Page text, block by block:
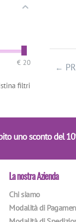
‎€ 20
filtri
uno sconto del
La nostra Azienda
Chi siamo
Modalità di